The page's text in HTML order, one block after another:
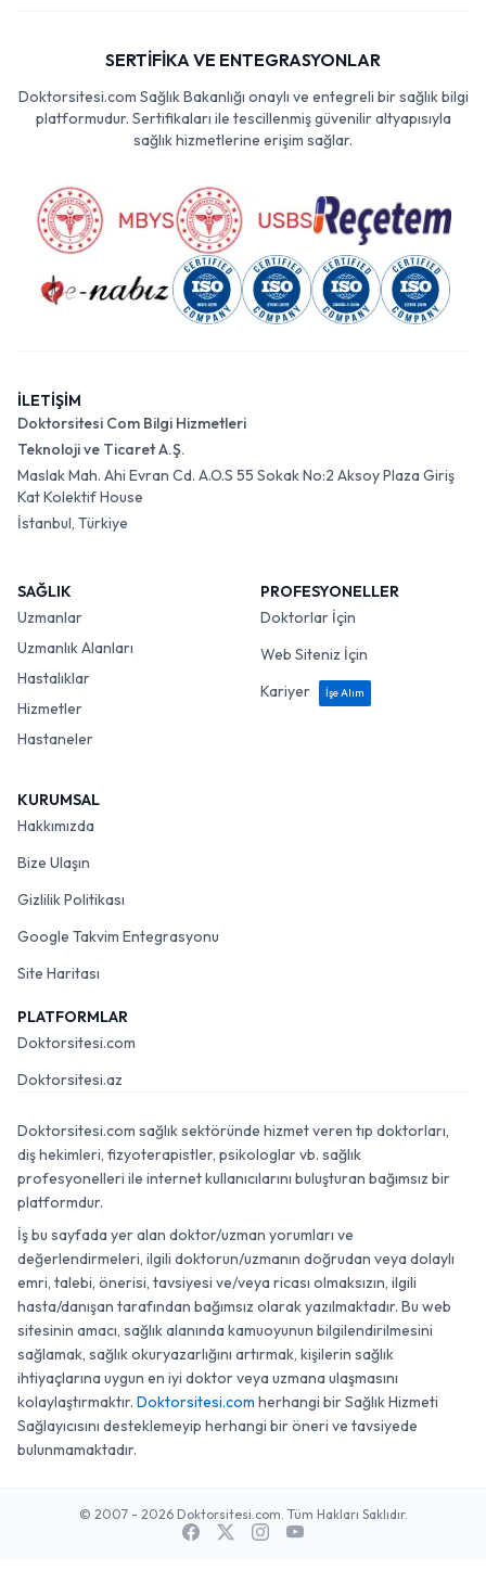
SERTİFİKA VE ENTEGRASYONLAR
Doktorsitesi.com Sağlık Bakanlığı onaylı ve entegreli bir sağlık bilgi
platformudur. Sertifikaları ile tescillenmiş güvenilir altyapısıyla
sağlık hizmetlerine erişim sağlar.
İLETİŞİM
Doktorsitesi Com Bilgi Hizmetleri
Teknoloji ve Ticaret A.Ş.
Maslak Mah. Ahi Evran Cd. A.O.S 55 Sokak No:2 Aksoy Plaza Giriş
Kat Kolektif House
İstanbul, Türkiye
SAĞLIK
Uzmanlar
Uzmanlık Alanları
Hastalıklar
Hizmetler
Hastaneler
PROFESYONELLER
Doktorlar İçin
Web Siteniz İçin
Kariyer
İşe Alım
KURUMSAL
Hakkımızda
Bize Ulaşın
Gizlilik Politikası
Google Takvim Entegrasyonu
Site Haritası
PLATFORMLAR
Doktorsitesi.com
Doktorsitesi.az
Doktorsitesi.com sağlık sektöründe hizmet veren tıp doktorları,
diş hekimleri, fizyoterapistler, psikologlar vb. sağlık
profesyonelleri ile internet kullanıcılarını buluşturan bağımsız bir
platformdur.
İş bu sayfada yer alan doktor/uzman yorumları ve
değerlendirmeleri, ilgili doktorun/uzmanın doğrudan veya dolaylı
emri, talebi, önerisi, tavsiyesi ve/veya ricası olmaksızın, ilgili
hasta/danışan tarafından bağımsız olarak yazılmaktadır. Bu web
sitesinin amacı, sağlık alanında kamuoyunun bilgilendirilmesini
sağlamak, sağlık okuryazarlığını artırmak, kişilerin sağlık
ihtiyaçlarına uygun en iyi doktor veya uzmana ulaşmasını
kolaylaştırmaktır. Doktorsitesi.com herhangi bir Sağlık Hizmeti
Sağlayıcısını desteklemeyip herhangi bir öneri ve tavsiyede
bulunmamaktadır.
© 2007 - 2026 Doktorsitesi.com. Tüm Hakları Saklıdır.